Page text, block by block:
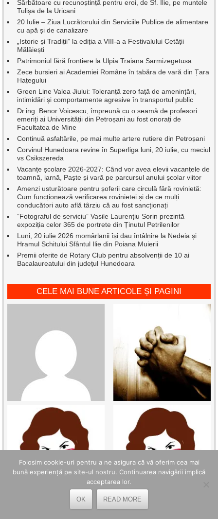
Sărbătoare cu recunoștință pentru eroi, de Sf. Ilie, pe muntele
Tulișa de la Uricani
20 Iulie – Ziua Lucrătorului din Serviciile Publice de alimentare
cu apă și de canalizare
„Istorie și Tradiții” la ediția a VIII-a a Festivalului Cetății
Mălăiești
Patrimoniul fără frontiere la Ulpia Traiana Sarmizegetusa
Zece bursieri ai Academiei Române în tabăra de vară din Țara
Hațegului
Green Line Valea Jiului: Toleranță zero față de amenințări,
intimidări și comportamente agresive în transportul public
Dr.ing. Benor Voicescu, împreună cu o seamă de profesori
emeriți ai Universității din Petroșani au fost onorați de
Facultatea de Mine
Continuă asfaltările, pe mai multe artere rutiere din Petroșani
Corvinul Hunedoara revine în Superliga luni, 20 iulie, cu meciul
vs Csikszereda
Vacanțe școlare 2026-2027: Când vor avea elevii vacanțele de
toamnă, iarnă, Paște și vară pe parcursul anului școlar viitor
Amenzi usturătoare pentru șoferii care circulă fără rovinietă:
Cum funcționează verificarea rovinietei și de ce mulți
conducători auto află târziu că au fost sancționați
”Fotograful de serviciu” Vasile Laurențiu Sorin prezintă
expoziția celor 365 de portrete din Ținutul Petrilenilor
Luni, 20 iulie 2026 momârlanii își dau întâlnire la Nedeia și
Hramul Schitului Sfântul Ilie din Poiana Muierii
Premii oferite de Rotary Club pentru absolvenții de 10 ai
Bacalaureatului din județul Hunedoara
CELE MAI BUNE ARTICOLE ȘI PAGINI
Folosim cookie-uri pentru a ne asigura că vă oferim cea mai
bună experiență pe site-ul nostru. Continuarea navigării implică
acceptarea lor.
OK READ MORE